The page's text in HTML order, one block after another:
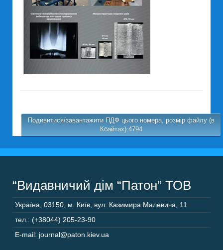
Подивитися/завантажити ПДФ цього номера, розмір файлу (в
Кбайтах):4794
“Видавничий дім “Патон” ТОВ
Україна 03150 м. Київ, вул. Казимира Малевича, 11
тел.: (+38044) 205-23-90
E-mail: journal@paton.kiev.ua